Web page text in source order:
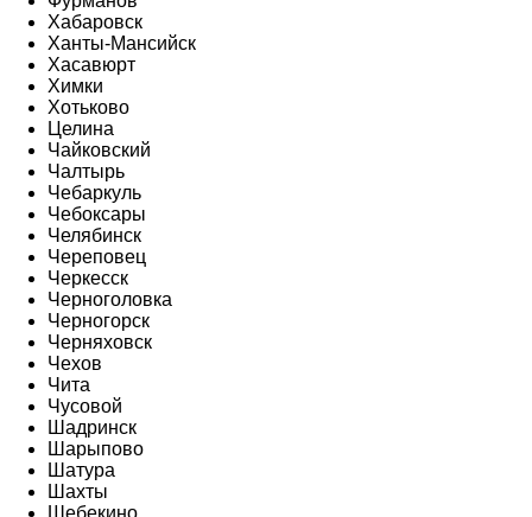
Хабаровск
Ханты-Мансийск
Хасавюрт
Химки
Хотьково
Целина
Чайковский
Чалтырь
Чебаркуль
Чебоксары
Челябинск
Череповец
Черкесск
Черноголовка
Черногорск
Черняховск
Чехов
Чита
Чусовой
Шадринск
Шарыпово
Шатура
Шахты
Шебекино